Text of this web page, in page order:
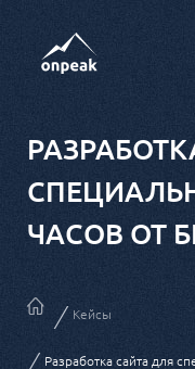
ЧАСОВ ОТ
Кейсы
Разработка сайта для